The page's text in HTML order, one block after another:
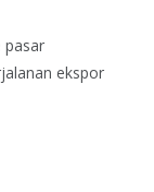
pasar
ekspor